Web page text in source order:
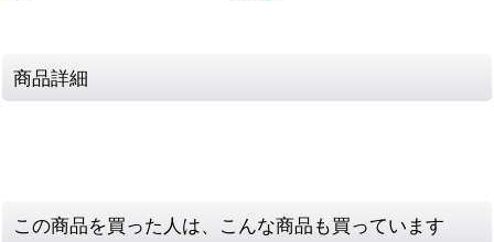
商品詳細
この商品を買った人は、こんな商品も買っています